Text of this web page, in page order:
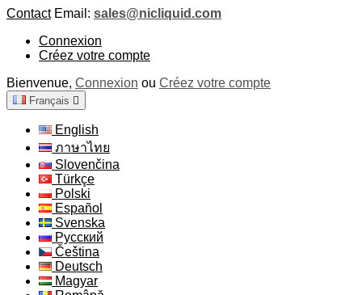
Contact Email: sales@nicliquid.com
Connexion
Créez votre compte
Bienvenue, Connexion ou Créez votre compte
Français 
English
ภาษาไทย
Slovenčina
Türkçe
Polski
Español
Svenska
Русский
Čeština
Deutsch
Magyar